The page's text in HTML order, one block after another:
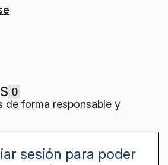
0
de forma responsable y
sesión para poder